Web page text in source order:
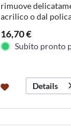
rimuove
acrilico o dal
16,70 €
Subito pronto
Details